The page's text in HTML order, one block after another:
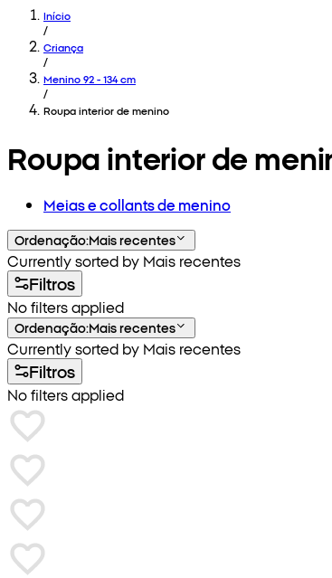
Início
/
Criança
/
Menino 92 - 134 cm
/
Roupa interior de menino
Roupa interior de
Meias e collants de menino
Ordenação:Mais recentes
Currently sorted by Mais recentes
Filtros
No filters applied
Ordenação:Mais recentes
Currently sorted by Mais recentes
Filtros
No filters applied